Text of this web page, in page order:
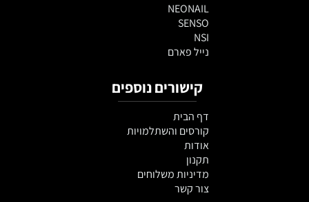
NEONAIL
SENSO
NSI
נייל פארם
קישורים נוספים
דף הבית
קורסים והשתלמויות
אודות
תקנון
מדיניות משלוחים
צור קשר